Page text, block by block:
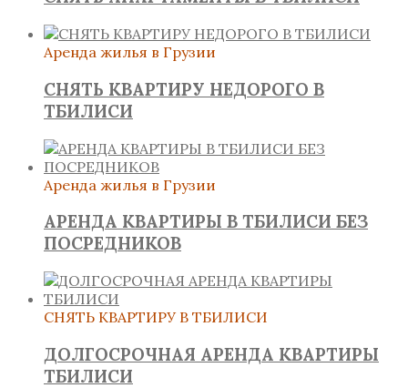
Аренда жилья в Грузии
СНЯТЬ КВАРТИРУ НЕДОРОГО В
ТБИЛИСИ
Аренда жилья в Грузии
АРЕНДА КВАРТИРЫ В ТБИЛИСИ БЕЗ
ПОСРЕДНИКОВ
СНЯТЬ КВАРТИРУ В ТБИЛИСИ
ДОЛГОСРОЧНАЯ АРЕНДА КВАРТИРЫ
ТБИЛИСИ